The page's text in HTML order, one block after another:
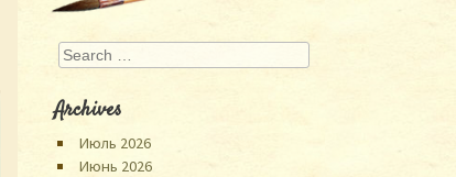
Search
Archives
Июль 2026
Июнь 2026